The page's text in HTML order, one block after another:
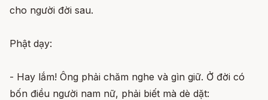
cho người đời sau.
Phật dạy:
- Hay lắm! Ông phải chăm nghe và gìn giữ. Ở đời có
bốn điều người nam nữ, phải biết mà dè dặt: